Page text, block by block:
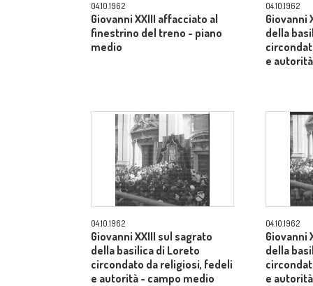
04.10.1962
Giovanni XXIII affacciato al
finestrino del treno - piano
medio
04.10.1962
Giovanni
della
e
04.10.1962
Giovanni XXIII sul sagrato
della basilica di Loreto
circondato da religiosi, fedeli
e autorità - campo medio
04.10.1962
Giovanni
della
e